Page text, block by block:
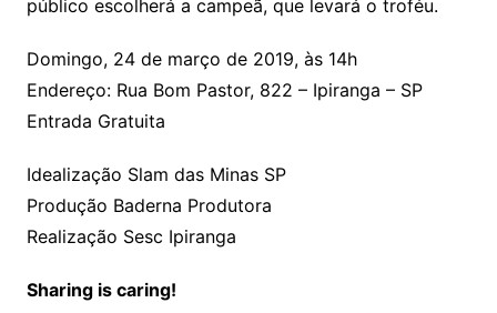
público escolherá a campeã, que levará o troféu.
Domingo, 24 de março de 2019, às 14h
Endereço: Rua Bom Pastor, 822 – Ipiranga – SP
Entrada Gratuita
Idealização Slam das Minas SP
Produção Baderna Produtora
Realização Sesc Ipiranga
Sharing is caring!